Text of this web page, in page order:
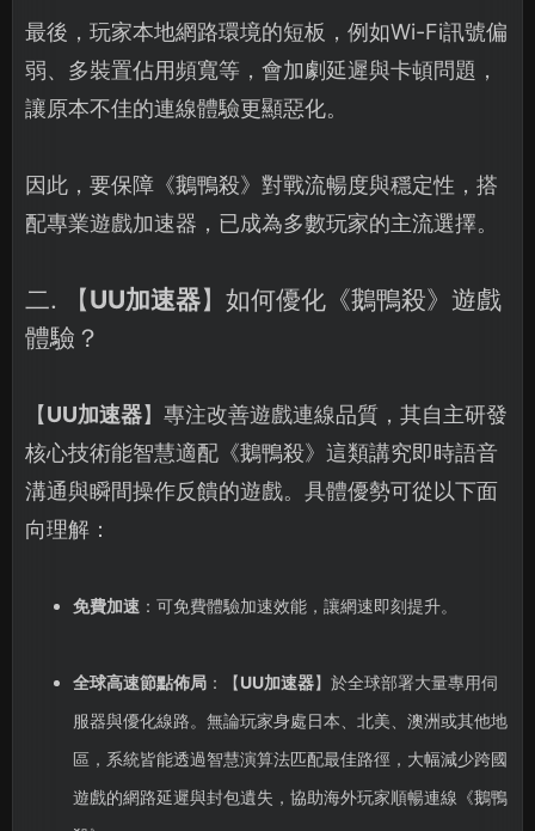
最後，玩家本地網路環境的短板，例如Wi-Fi訊號偏
弱、多裝置佔用頻寬等，會加劇延遲與卡頓問題，
讓原本不佳的連線體驗更顯惡化。
因此，要保障《鵝鴨殺》對戰流暢度與穩定性，搭
配專業遊戲加速器，已成為多數玩家的主流選擇。
二. 【UU加速器】如何優化《鵝鴨殺》遊戲
體驗？
【UU加速器】專注改善遊戲連線品質，其自主研發
核心技術能智慧適配《鵝鴨殺》這類講究即時語音
溝通與瞬間操作反饋的遊戲。具體優勢可從以下面
向理解：
免費加速：可免費體驗加速效能，讓網速即刻提升。
全球高速節點佈局：【UU加速器】於全球部署大量專用伺
服器與優化線路。無論玩家身處日本、北美、澳洲或其他地
區，系統皆能透過智慧演算法匹配最佳路徑，大幅減少跨國
遊戲的網路延遲與封包遺失，協助海外玩家順暢連線《鵝鴨